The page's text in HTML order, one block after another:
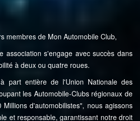
membres de Mon Automobile Club,
association s'engage avec succès dans
à deux ou quatre roues.
part entière de l'Union Nationale des
les Automobile-Clubs régionaux de
d'automobilistes", nous agissons
et responsable, garantissant notre droit